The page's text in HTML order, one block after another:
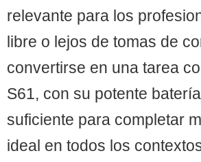
relevante para los
libre o lejos de tomas de
convertirse en una tarea
S61, con su potente
suficiente para completar
ideal en todos los